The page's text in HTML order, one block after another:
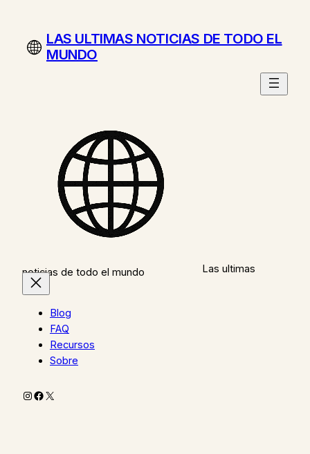
contenidoLAS ULTIMAS NOTICIAS DE TODO EL
MUNDO
Las ultimas
noticias de todo el mundo
Blog
FAQ
Recursos
Sobre
Instagram
Facebook
X